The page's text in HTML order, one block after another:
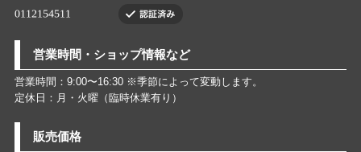
営業時間・ショップ情報など
営業時間：9:00〜16:30 ※季節によって変動します。
定休日：月・火曜（臨時休業有り）
販売価格